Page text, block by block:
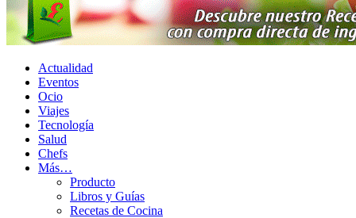
Actualidad
Eventos
Ocio
Viajes
Tecnología
Salud
Chefs
Más…
Producto
Libros y Guías
Recetas de Cocina